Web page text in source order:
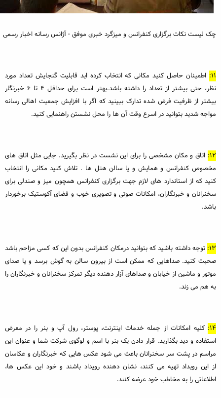
چک لیست نکات برگزاری کنفرانس و میزگرد خبری موفق - آژانس رسانه اخبار رسمی
11: اطمینان حاصل کنید مکانی که انتخاب کرده اید قابلیت گنجایش تعداد مورد
نظر، حتی بیشتر از تعداد را داشته باشد.بهتر است برای حداقل 4 تا 6 خبرنگار
بیشتر از ظرفیت فرض شده تدارک ببینید که اگر با افزایش جمعیت اهالی رسانه
مواجه شدید بتوانید در اسرع وقت آن ها را محل نشستن راهنمایی کنید.
12: اتاق و مکان مشخصی را برای این نشست در نظر بگیرید. جایی مثل اتاق های
مخصوص کنفرانس و همایش و یا سالن هتل ها . تلاش کنید مکانی را انتخاب
کنید که از استاندارد های لازم جهت برگزاری کنفرانس همچون میز و صندلی برای
سخنرانان و خبرنگاران، امکانات صوتی و تصویری خوب و فضای آکوستیک برخوردار
باشد.
13: توجه داشته باشید که بتوانید درمکان کنفرانس بدون این که کسی مزاحم باشد
صحبت کنید. صداهایی که ممکن است از بیرون سالن به گوش برسد و یا صدای
موتور و ماشین از خیابان و صداهای آزار دهنده دیگر تمرکز سخنرانان و خبرنگاران را
به هم می زند.
14: کلیه امکانات از جمله خدمات اینترنت، پوستر، رول آپ و بنر را در معرض
استفاده و دید بگذارید. قرار دادن یک بنر با اسم و لوگوی شرکت شما و عنوان این
مراسم در پشت سر سخنرانان باعث می شود عکس هایی که خبرنگاران و عکاسان
از این رویداد تهیه می کنند، نشان دهنده رویداد باشند و خود این عکس ها،
اطلاعاتی را به مخاطب خود عرضه کنند.